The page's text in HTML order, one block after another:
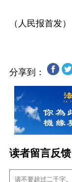
分享到：
读者留言反